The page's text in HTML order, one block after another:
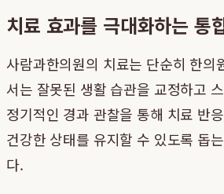
치료 효과를 극대화하는 통
사람과한의원의 치료는 단순히 한
서는 잘못된 생활 습관을 교정하고
정기적인 경과 관찰을 통해 치료 반
건강한 상태를 유지할 수 있도록 돕
다.